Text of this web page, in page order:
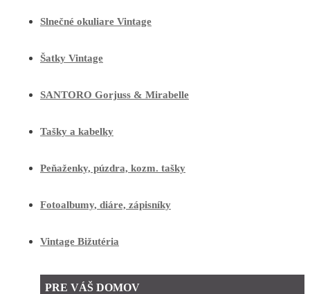
Slnečné okuliare Vintage
Šatky Vintage
SANTORO Gorjuss & Mirabelle
Tašky a kabelky
Peňaženky, púzdra, kozm. tašky
Fotoalbumy, diáre, zápisníky
Vintage Bižutéria
PRE VÁŠ DOMOV